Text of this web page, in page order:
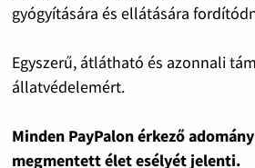
gyógyítására és ellátására
Egyszerű, átlátható és azonnali
állatvédelemért.
Minden PayPalon érkező
megmentett élet esélyét jelenti.